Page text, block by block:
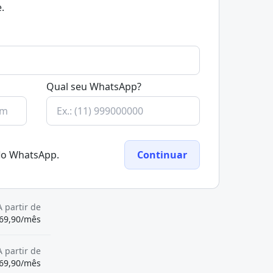
Qual seu WhatsApp?
WhatsApp. Continuar
partir de
mês
partir de
mês